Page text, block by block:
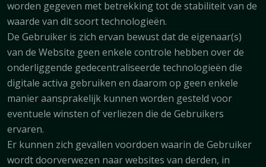
worden gegeven met betrekking tot de stabiliteit van de
waarde van dit soort technologieën.
De Gebruiker is zich ervan bewust dat de eigenaar(s)
van de Website geen enkele controle hebben over de
onderliggende gedecentraliseerde technologieën die
digitale activa gebruiken en daarom op geen enkele
manier aansprakelijk kunnen worden gesteld voor
eventuele winsten of verliezen die de Gebruikers
ervaren.
Er kunnen zich gevallen voordoen waarin de Gebruiker
wordt doorverwezen naar websites van derden, in